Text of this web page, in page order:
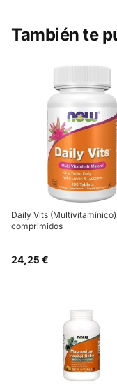
También te
Daily Vits (Multivitamínico)
comprimidos
24,25 €